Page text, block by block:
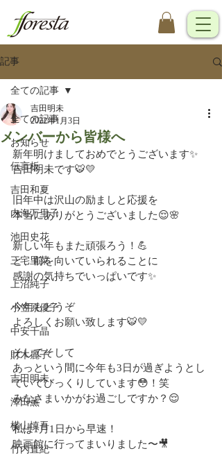
記事
全ての記事
お知らせ
伝言板
吉田和夏
内海万里子
池田史花
三宅里菜
上沼純子
小笠原優子
中安千晶
財木麗子
吉田明未
澤田薫
横山慎吾
竹内直紀
全ての記事
メンバーから皆様へ
吉田明未
2022年1月3日
新年明けましておめでとうございます✨
吉田明未です🐯💛
旧年中は沢山の励ましと応援を
本当にありがとうございました😌🌸
新しい年もまた頑張ろう！💪
と、前を向いていられることに
感謝の気持ちでいっぱいです✨
今年もどうぞ
よろしくお願い致します🐯💛
そしてそして
あっという間に今年も3日が過ぎようとし
ていてびっくりしています😳！笑
みなさまいかがお過ごしですか？😌
私は1月1日から早速！
映画館に行ってまいりました〜🎥